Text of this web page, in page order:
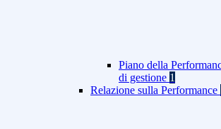
Piano della
di gestione 1
Relazione sulla Performance